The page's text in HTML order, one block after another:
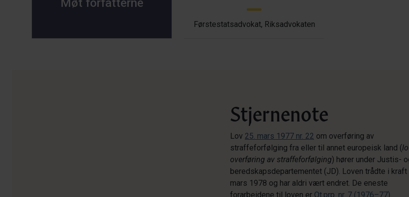
Møt forfatterne
Førstestatsadvokat, Riksadvokaten
Stjernenote
Lov 25. mars 1977 nr. 22 om overføring av
straffeforfølging fra eller til annet europeisk land (
overføring av straffeforfølging) hører under Justis-
beredskapsdepartementet (JD). Loven trådte i kraft
mars 1978 og har aldri vært endret. De eneste
forarbeidene til loven er Ot.prp. nr. 7 (1976–77).